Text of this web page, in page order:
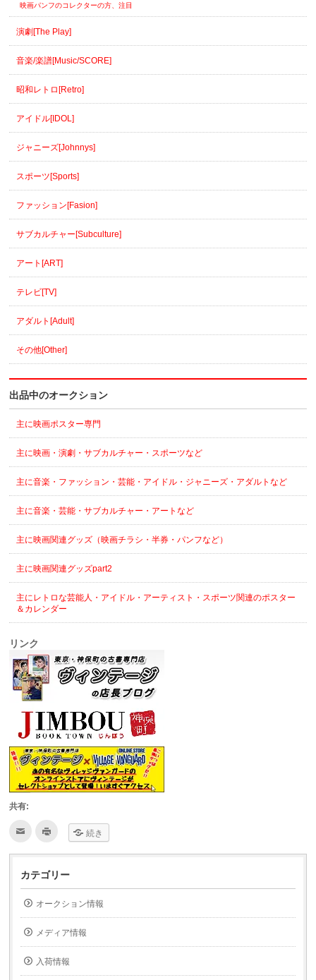
映画パンフのコレクターの方、注目
演劇[The Play]
音楽/楽譜[Music/SCORE]
昭和レトロ[Retro]
アイドル[IDOL]
ジャニーズ[Johnnys]
スポーツ[Sports]
ファッション[Fasion]
サブカルチャー[Subculture]
アート[ART]
テレビ[TV]
アダルト[Adult]
その他[Other]
出品中のオークション
主に映画ポスター専門
主に映画・演劇・サブカルチャー・スポーツなど
主に音楽・ファッション・芸能・アイドル・ジャニーズ・アダルトなど
主に音楽・芸能・サブカルチャー・アートなど
主に映画関連グッズ（映画チラシ・半券・パンフなど）
主に映画関連グッズpart2
主にレトロな芸能人・アイドル・アーティスト・スポーツ関連のポスター
＆カレンダー
リンク
共有:
ク
て
友
達
へ
メ
で
送
信
(新
し
い
ク
て
印
刷
し
ィ
ン
ド
ウ
で
開
続き
カテゴリー
オークション情報
メディア情報
入荷情報